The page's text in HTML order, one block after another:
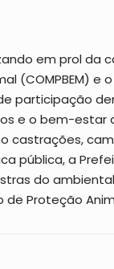
em prol da
(COMPBEM) e
de participação
e o bem-estar
castrações,
pública, a
do
Proteção